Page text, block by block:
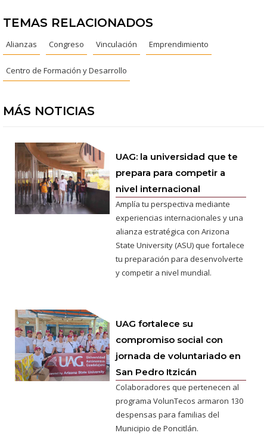
TEMAS RELACIONADOS
Alianzas Congreso Vinculación Emprendimiento
Centro de Formación y Desarrollo
MÁS NOTICIAS
UAG: la universidad que te
prepara para competir a
nivel internacional
Amplía tu perspectiva mediante
experiencias internacionales y una
alianza estratégica con Arizona
State University (ASU) que fortalece
tu preparación para desenvolverte
y competir a nivel mundial.
UAG fortalece su
compromiso social con
jornada de voluntariado en
San Pedro Itzicán
Colaboradores que pertenecen al
programa VolunTecos armaron 130
despensas para familias del
Municipio de Poncitlán.